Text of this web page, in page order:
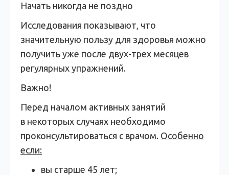
Начать никогда не поздно
Исследования показывают, что
значительную пользу для здоровья можно
получить уже после двух-трех месяцев
регулярных упражнений.
Важно!
Перед началом активных занятий
в некоторых случаях необходимо
проконсультироваться с врачом. Особенно
если:
вы старше 45 лет;